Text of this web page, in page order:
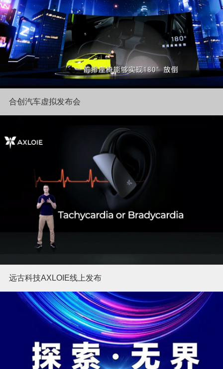
合创汽车虚拟发布会
远古科技AXLOIE线上发布